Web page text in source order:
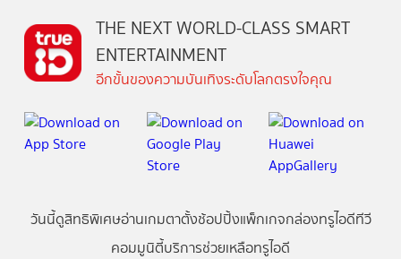
THE NEXT WORLD-CLASS SMART
ENTERTAINMENT
อีกขั้นของความบันเทิงระดับโลกตรงใจคุณ
วันนี้ดูสิทธิพิเศษอ่านเกมตาตั้งช้อปปิ้งแพ็กเกจกล่องทรูไอดีทีวี
คอมมูนิตี้บริการช่วยเหลือทรูไอดี